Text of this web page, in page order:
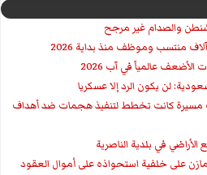
والصدام غير مرجح
عالمياً في آب 2026
لن يكون الرد إلا عسكريا
مسيرة كانت تخطط لتنفيذ هجمات ضد أهداف
على خلفية استحواذه على أموال العقود